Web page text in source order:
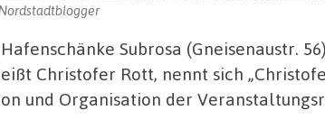
Subrosa (Gneisenaustr.
Christofer Rott, nennt sich
und Organisation der